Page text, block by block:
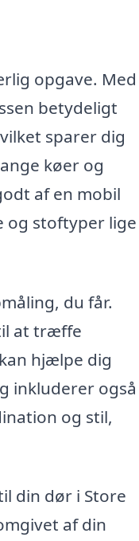
opgave. Med
betydeligt
sparer dig
køer og
af en mobil
og stoftyper lige
du får.
at træffe
hjælpe dig
inkluderer også
og stil,
din dør i Store
af din